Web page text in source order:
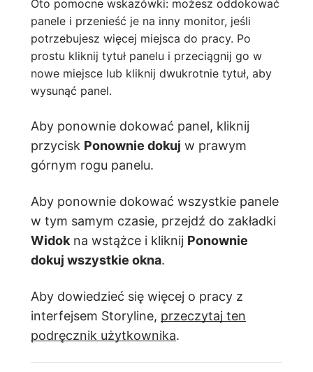
Oto pomocne wskazówki: możesz oddokować
panele i przenieść je na inny monitor, jeśli
potrzebujesz więcej miejsca do pracy. Po
prostu kliknij tytuł panelu i przeciągnij go w
nowe miejsce lub kliknij dwukrotnie tytuł, aby
wysunąć panel.
Aby ponownie dokować panel, kliknij
przycisk Ponownie dokuj w prawym
górnym rogu panelu.
Aby ponownie dokować wszystkie panele
w tym samym czasie, przejdź do zakładki
Widok na wstążce i kliknij Ponownie
dokuj wszystkie okna.
Aby dowiedzieć się więcej o pracy z
interfejsem Storyline, przeczytaj ten
podręcznik użytkownika.